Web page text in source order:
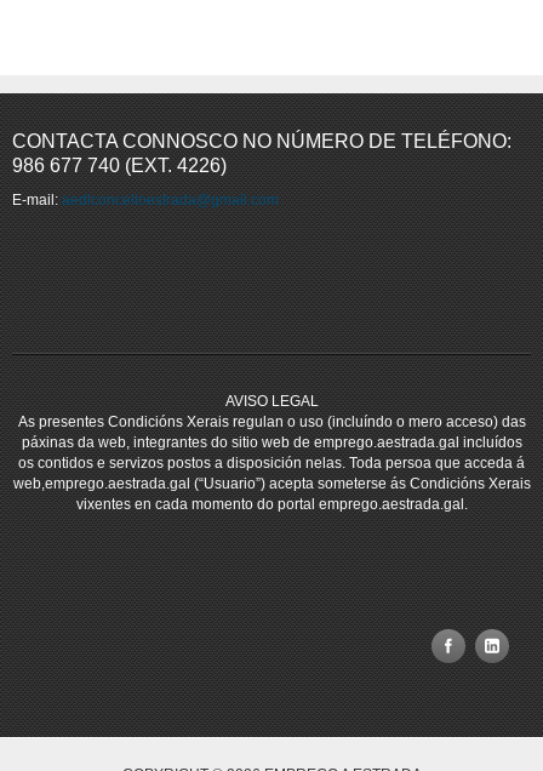
CONTACTA CONNOSCO NO NÚMERO DE TELÉFONO:
986 677 740 (EXT. 4226)
E-mail: aedlconcelloestrada@gmail.com
AVISO LEGAL
As presentes Condicións Xerais regulan o uso (incluíndo o mero acceso) das
páxinas da web, integrantes do sitio web de emprego.aestrada.gal incluídos
os contidos e servizos postos a disposición nelas. Toda persoa que acceda á
web,emprego.aestrada.gal (“Usuario”) acepta someterse ás Condicións Xerais
vixentes en cada momento do portal emprego.aestrada.gal.